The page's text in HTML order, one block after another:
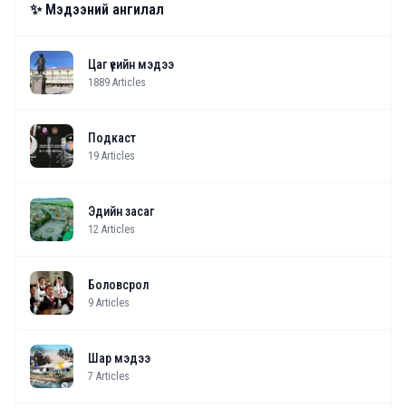
✨ Мэдээний ангилал
Цаг үеийн мэдээ
1889 Articles
Подкаст
19 Articles
Эдийн засаг
12 Articles
Боловсрол
9 Articles
Шар мэдээ
7 Articles